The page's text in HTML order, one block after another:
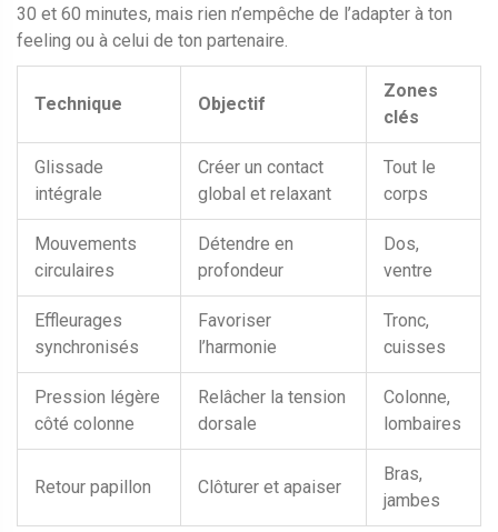
30 et 60 minutes, mais rien n’empêche de l’adapter à ton
feeling ou à celui de ton partenaire.
Technique Objectif
Zones
clés
Glissade
intégrale
Créer un contact
global et relaxant
Tout le
corps
Mouvements
circulaires
Détendre en
profondeur
Dos,
ventre
Effleurages
synchronisés
Favoriser
l’harmonie
Tronc,
cuisses
Pression légère
côté colonne
Relâcher la tension
dorsale
Colonne,
lombaires
Retour papillon Clôturer et apaiser
Bras,
jambes